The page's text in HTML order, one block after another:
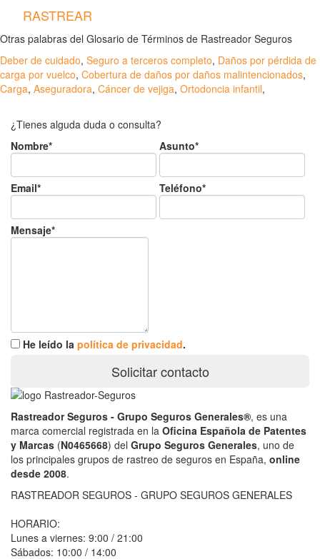
RASTREAR
Otras palabras del Glosario de Términos de Rastreador Seguros
Deber de cuidado, Seguro a terceros completo, Daños por pérdida de
carga por vuelco, Cobertura de daños por daños malintencionados,
Carga, Aseguradora, Cáncer de vejiga, Ortodoncia infantil,
¿Tienes alguda duda o consulta?
Nombre*
Asunto*
Email* Teléfono*
Mensaje*
He leído la política de privacidad.
Solicitar contacto
Rastreador Seguros - Grupo Seguros Generales®, es una
marca comercial registrada en la Oficina Española de Patentes
y Marcas (N0465668) del Grupo Seguros Generales, uno de
los principales grupos de rastreo de seguros en España, online
desde 2008.
RASTREADOR SEGUROS - GRUPO SEGUROS GENERALES
HORARIO:
Lunes a viernes: 9:00 / 21:00
Sábados: 10:00 / 14:00